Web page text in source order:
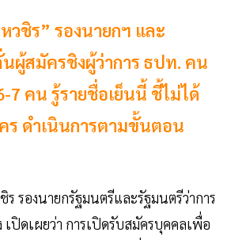
ชิร” รองนายกฯ และ
นผู้สมัครชิงผู้ว่าการ ธปท. คน
7 คน รู้รายชื่อเย็นนี้ ชี้ไม่ได้
ร ดำเนินการตามขั้นตอน
รองนายกรัฐมนตรีและรัฐมนตรีว่าการ
เปิดเผยว่า การเปิดรับสมัครบุคคลเพื่อ